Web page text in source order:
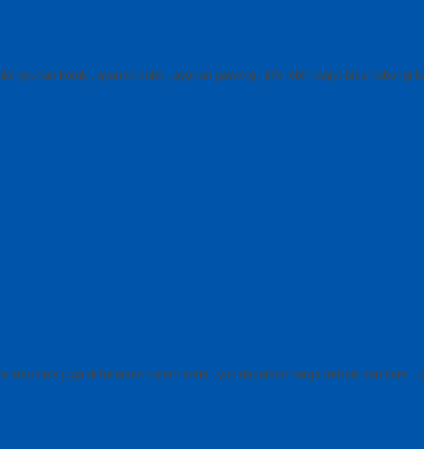
ayunan kotak , ayunan bulat , ayunan gawang , info lebih lanjut bisa hubungi
bisa juga di halaman rumah anda , yuk dapatkan harga terbaik dari kami ,